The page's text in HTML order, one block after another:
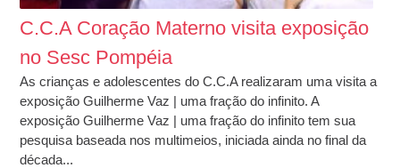
C.C.A Coração Materno visita exposição
no Sesc Pompéia
As crianças e adolescentes do C.C.A realizaram uma visita a
exposição Guilherme Vaz | uma fração do infinito. A
exposição Guilherme Vaz | uma fração do infinito tem sua
pesquisa baseada nos multimeios, iniciada ainda no final da
década...